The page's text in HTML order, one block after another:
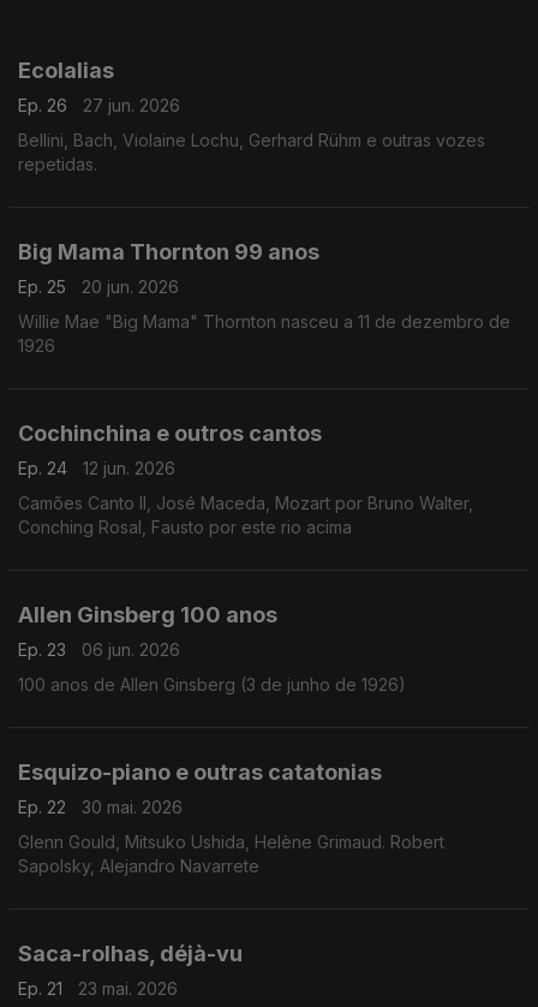
Ecolalias
Ep. 26
27 jun. 2026
Bellini, Bach, Violaine Lochu, Gerhard Rühm e outras vozes
repetidas.
Big Mama Thornton 99 anos
Ep. 25
20 jun. 2026
Willie Mae "Big Mama" Thornton nasceu a 11 de dezembro de
1926
Cochinchina e outros cantos
Ep. 24
12 jun. 2026
Camões Canto II, José Maceda, Mozart por Bruno Walter,
Conching Rosal, Fausto por este rio acima
Allen Ginsberg 100 anos
Ep. 23
06 jun. 2026
100 anos de Allen Ginsberg (3 de junho de 1926)
Esquizo-piano e outras catatonias
Ep. 22
30 mai. 2026
Glenn Gould, Mitsuko Ushida, Helène Grimaud. Robert
Sapolsky, Alejandro Navarrete
Saca-rolhas, déjà-vu
Ep. 21
23 mai. 2026